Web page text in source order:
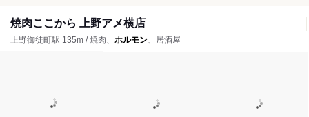
焼肉ここから 上野アメ横店
上野御徒町駅 135m / 焼肉、 ホルモン、居酒屋